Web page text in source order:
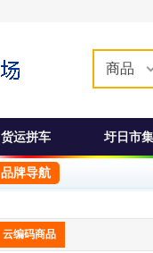
商品
货运拼车 圩日市集
品牌导航
云编码商品